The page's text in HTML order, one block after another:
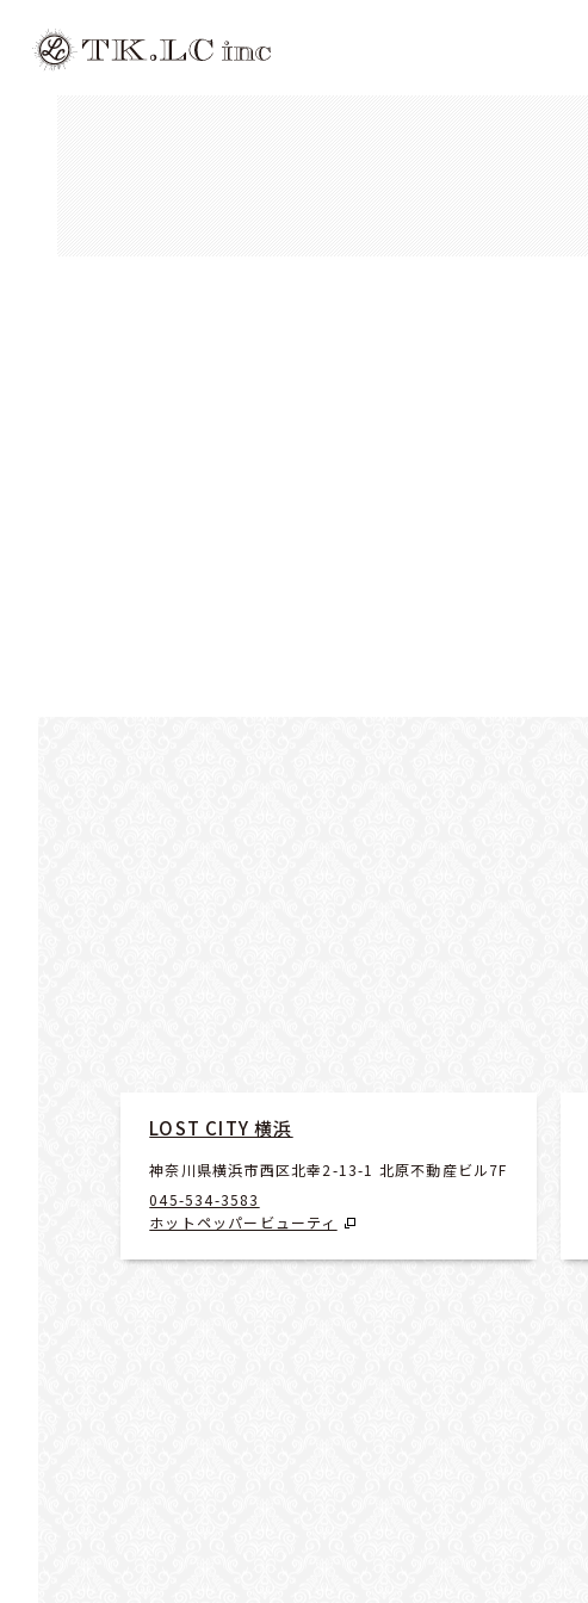
LOST CITY 横浜
神奈川県横浜市西区北幸2-13-1 北原不動産ビル7F
045-534-3583
ホットペッパービューティ